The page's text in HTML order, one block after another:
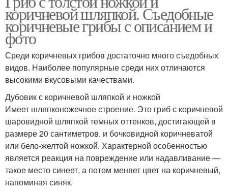
коричневой шляпкой. Съедобные
коричневые грибы с описанием и
фото
Среди коричневых грибов достаточно много съедобных
видов. Наиболее популярные среди них отличаются
высокими вкусовыми качествами.
Дубовик с коричневой шляпкой и ножкой
Имеет шляпконожечное строение. Это гриб с коричневой
шаровидной шляпкой темных оттенков, достигающей в
размере 20 сантиметров, и бочковидной коричневатой
или бело-желтой ножкой. Характерной особенностью
является реакция на повреждение или надавливание —
такое место синеет, а потом меняет цвет на коричневый,
напоминая синяк.